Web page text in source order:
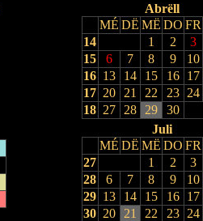
Abrëll
MÉ DË MË DO FR
14
1 2
3
15
6 7 8 9
10
16 13 14 15 16
17
17 20 21 22 23
24
18 27 28 29
30
Juli
MÉ DË MË DO FR
27
1 2
3
28
6 7 8 9
10
29 13 14 15 16
17
30 20 21 22 23
24